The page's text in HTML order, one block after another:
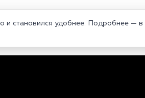
и становился удобнее. Подробнее — в